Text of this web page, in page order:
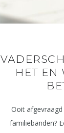
HET EN
Ooit
familiebanden?